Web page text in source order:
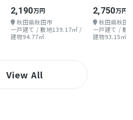
2,190万円
秋田県秋田市
一戸建て / 敷地139.17㎡ /
建物94.77㎡
2,750万円
秋田県秋田
一戸建て / 敷
建物93.15㎡
View All